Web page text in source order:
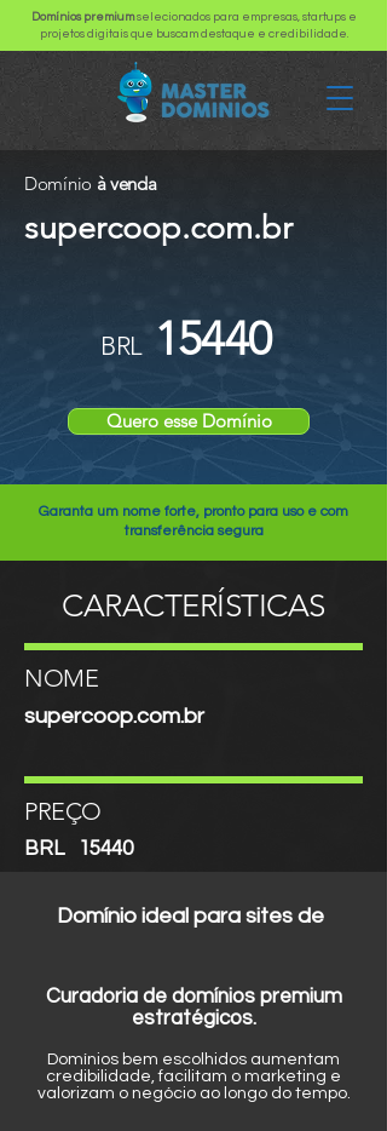
Domínios premiumselecionados para empresas, startups e
projetos digitais que buscam destaque e credibilidade.
Domínio à venda
supercoop.com.br
BRL 15440
Quero esse Domínio
Garanta um nome forte, pronto para uso e com
transferência segura
CARACTERÍSTICAS
NOME
supercoop.com.br
PREÇO
BRL 15440
Domínio ideal para sites de
Curadoria de domínios premium
estratégicos.
Domínios bem escolhidos aumentam
credibilidade, facilitam o marketing e
valorizam o negócio ao longo do tempo.